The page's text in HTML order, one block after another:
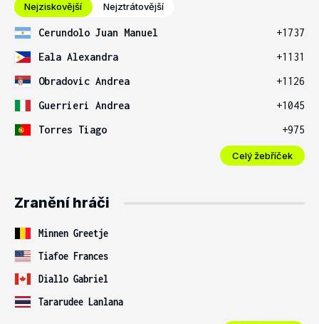
Nejziskovější Nejztrátovější
Cerundolo Juan Manuel
+1737
Eala Alexandra
+1131
Obradovic Andrea
+1126
Guerrieri Andrea
+1045
Torres Tiago
+975
Celý žebříček
Zranění hráči
Minnen Greetje
Tiafoe Frances
Diallo Gabriel
Tararudee Lanlana